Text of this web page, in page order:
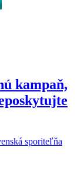
kampaň,